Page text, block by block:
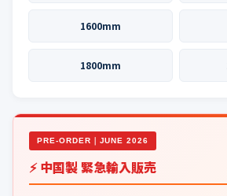
1600mm
1800mm
PRE-ORDER｜JUNE 2026
⚡ 中国製 緊急輸入販売